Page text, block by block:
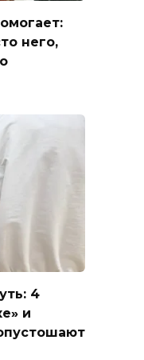
него,
4
и